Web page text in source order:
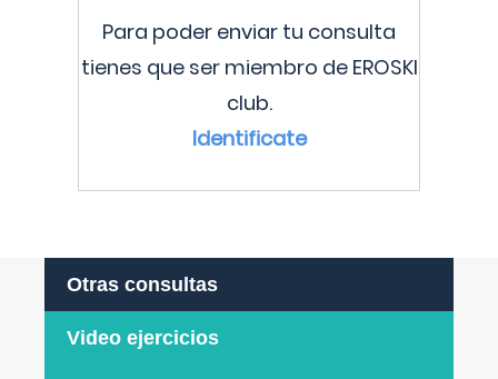
Para poder enviar tu consulta
tienes que ser miembro de EROSKI
club.
Identificate
Otras consultas
Video ejercicios